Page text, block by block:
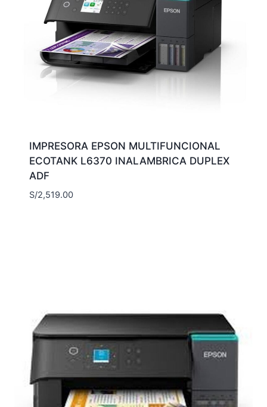
IMPRESORA EPSON MULTIFUNCIONAL
ECOTANK L6370 INALAMBRICA DUPLEX
ADF
S/2,519.00